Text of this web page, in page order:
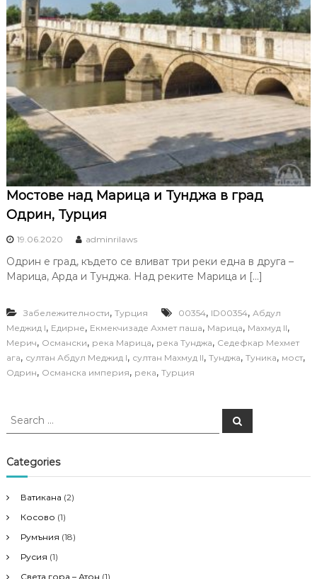
Мостове над Марица и Тунджа в град
Одрин, Турция
19.06.2020 adminrilaws
Одрин е град, където се вливат три реки една в друга –
Марица, Арда и Тунджа. Над реките Марица и […]
Забележителности, Турция 00354, ID00354, Абдул
Меджид I, Едирне, Екмекчизаде Ахмет паша, Марица, Махмуд II,
Мерич, Османски, река Марица, река Тунджа, Седефкар Мехмет
ага, султан Абдул Меджид I, султан Махмуд II, Тунджа, Туника, мост,
Одрин, Османска империя, река, Турция
S
r
c
f
o
r
S
e
Categories
Ватикана (2)
Косово (1)
Румъния (18)
Русия (1)
Света гора – Атон (1)